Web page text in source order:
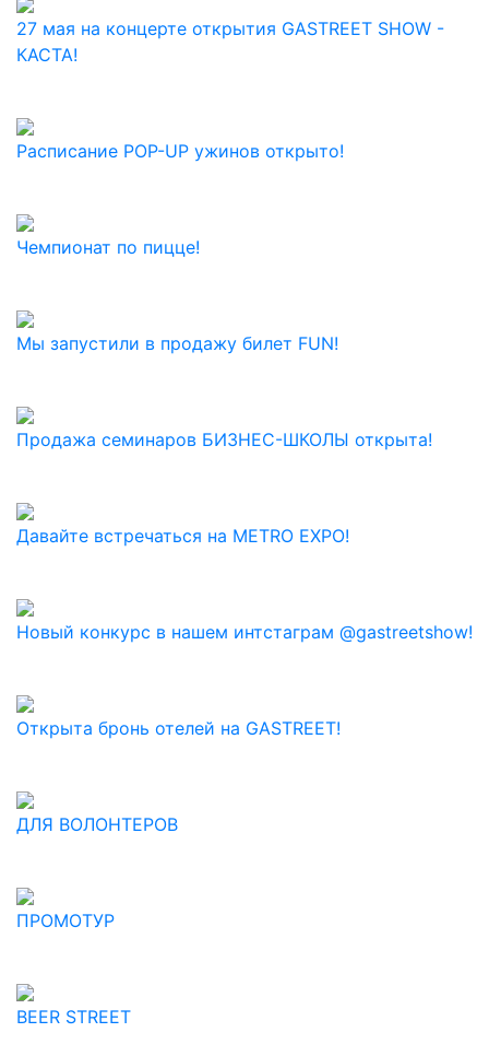
27 мая на концерте открытия GASTREET SHOW -
КАСТА!
Расписание POP-UP ужинов открыто!
Чемпионат по пицце!
Мы запустили в продажу билет FUN!
Продажа семинаров БИЗНЕС-ШКОЛЫ открыта!
Давайте встречаться на METRO EXPO!
Новый конкурс в нашем интстаграм @gastreetshow!
Открыта бронь отелей на GASTREET!
ДЛЯ ВОЛОНТЕРОВ
ПРОМОТУР
BEER STREET